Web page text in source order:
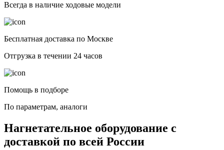
Всегда в наличие ходовые модели
Бесплатная доставка по Москве
Отгрузка в течении 24 часов
Помощь в подборе
По параметрам, аналоги
Нагнетательное оборудование с
доставкой по всей России